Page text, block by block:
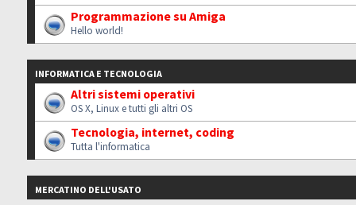
Programmazione su Amiga
Hello world!
INFORMATICA E TECNOLOGIA
Altri sistemi operativi
OS X, Linux e tutti gli altri OS
Tecnologia, internet, coding
Tutta l'informatica
MERCATINO DELL'USATO